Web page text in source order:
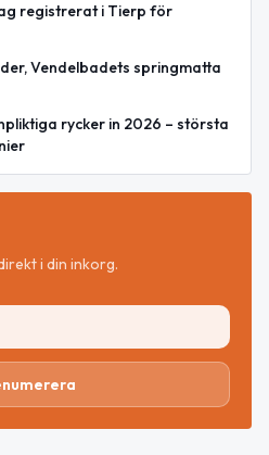
registrerat i Tierp för
Vendelbadets springmatta
rycker in 2026 – största
i din inkorg.